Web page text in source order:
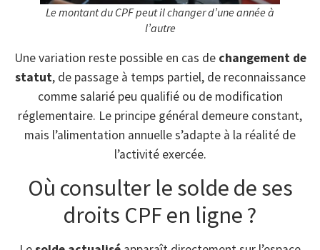
Le montant du CPF peut il changer d’une année à
l’autre
Une variation reste possible en cas de changement de
statut, de passage à temps partiel, de reconnaissance
comme salarié peu qualifié ou de modification
réglementaire. Le principe général demeure constant,
mais l’alimentation annuelle s’adapte à la réalité de
l’activité exercée.
Où consulter le solde de ses
droits CPF en ligne ?